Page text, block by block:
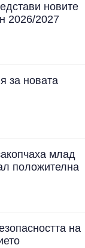
новите
2026/2027
за новата
млад
положителна
на